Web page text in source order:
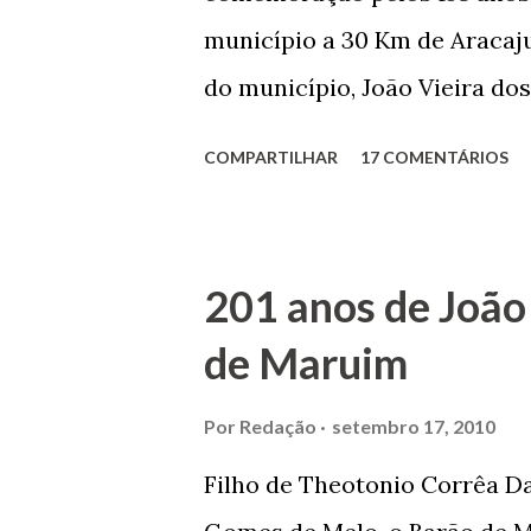
município a 30 Km de
do município, João Vieira
se dedicar aos estudos, e
primeiro plano para auxiliar
garçon, dono de bar, de
COMPARTILHAR 17 COMENTÁRIOS
201 anos de
de Maruim
Por Redação setembro 17, 2010
Filho de Theotonio Corrêa